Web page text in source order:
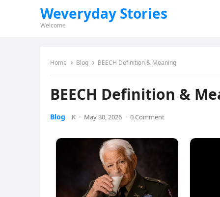
Weveryday Stories
Welcome
Home Blog BEECH Definition & Meaning
BEECH Definition &
Blog K · May 30, 2026 · 0 Comment